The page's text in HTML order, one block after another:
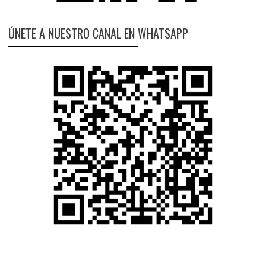
ÚNETE A NUESTRO CANAL EN WHATSAPP